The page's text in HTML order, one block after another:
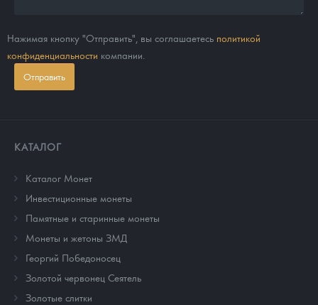
Нажимая кнопку "Отправить", вы соглашаетесь политикой
конфиденциальности компании.
Отправить
КАТАЛОГ
Каталог Монет
Инвестиционные монеты
Памятные и старинные монеты
Монеты и жетоны ЗМД
Георгий Победоносец
Золотой червонец Сеятель
Золотые слитки